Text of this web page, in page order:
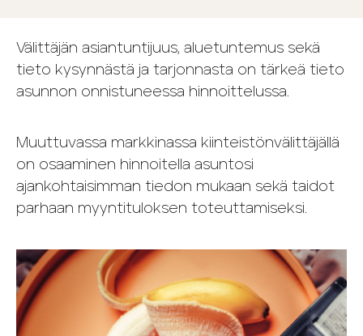
Välittäjän asiantuntijuus, aluetuntemus sekä
tieto kysynnästä ja tarjonnasta on tärkeä tieto
asunnon onnistuneessa hinnoittelussa.
Muuttuvassa markkinassa kiinteistönvälittäjällä
on osaaminen hinnoitella asuntosi
ajankohtaisimman tiedon mukaan sekä taidot
parhaan myyntituloksen toteuttamiseksi.